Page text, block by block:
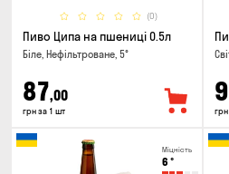
(0)
Пиво Ципа на пшениці 0.5л
Біле, Нефільтроване, 5°
87,00
грн за 1 шт
Міцність
6 °